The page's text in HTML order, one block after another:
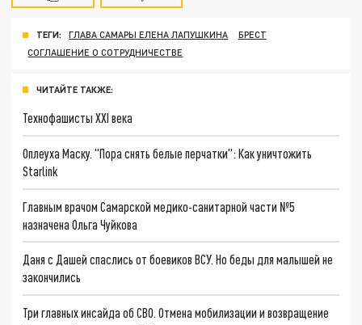
ТЕГИ: ГЛАВА САМАРЫ ЕЛЕНА ЛАПУШКИНА
БРЕСТ
СОГЛАШЕНИЕ О СОТРУДНИЧЕСТВЕ
ЧИТАЙТЕ ТАКЖЕ:
Технофашисты XXI века
Оплеуха Маску. "Пора снять белые перчатки": Как уничтожить
Starlink
Главным врачом Самарской медико-санитарной части №5
назначена Ольга Чуйкова
Даня с Дашей спаслись от боевиков ВСУ. Но беды для малышей не
закончились
Три главных инсайда об СВО. Отмена мобилизации и возвращение